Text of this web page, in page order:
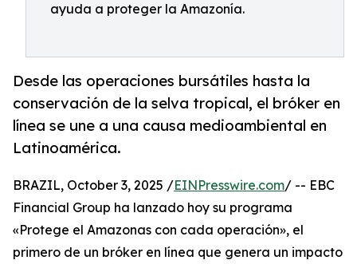
ayuda a proteger la Amazonía.
Desde las operaciones bursátiles hasta la
conservación de la selva tropical, el bróker en
línea se une a una causa medioambiental en
Latinoamérica.
BRAZIL, October 3, 2025 /EINPresswire.com/ -- EBC
Financial Group ha lanzado hoy su programa
«Protege el Amazonas con cada operación», el
primero de un bróker en línea que genera un impacto